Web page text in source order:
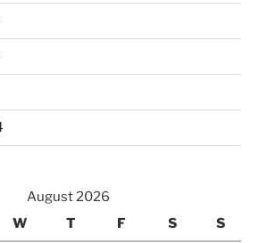
August 2026
W T F S S